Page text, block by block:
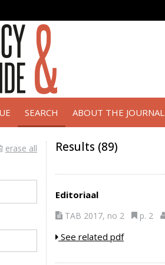
SEARCH ABOUT THE JOURNAL
erase all Results (89)
Editoriaal
TAB 2017, no 2 p. 2
See related pdf